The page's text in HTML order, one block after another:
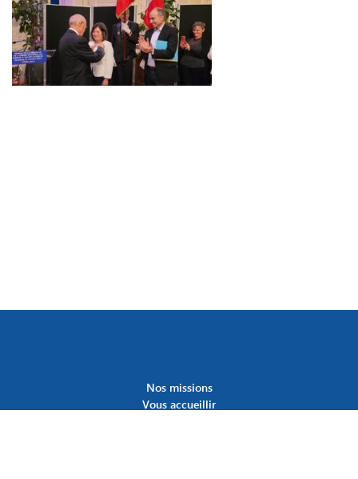
Nos missions
Vous accueillir